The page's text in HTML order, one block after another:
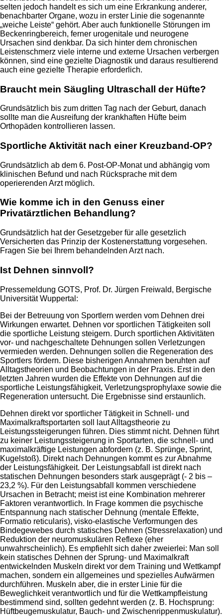
selten jedoch handelt es sich um eine Erkrankung anderer,
benachbarter Organe, wozu in erster Linie die sogenannte
„weiche Leiste“ gehört. Aber auch funktionelle Störungen im
Beckenringbereich, ferner urogenitale und neurogene
Ursachen sind denkbar. Da sich hinter dem chronischen
Leistenschmerz viele interne und externe Ursachen verbergen
können, sind eine gezielte Diagnostik und daraus resultierend
auch eine gezielte Therapie erforderlich.
Braucht mein Säugling Ultraschall der Hüfte?
Grundsätzlich bis zum dritten Tag nach der Geburt, danach
sollte man die Ausreifung der krankhaften Hüfte beim
Orthopäden kontrollieren lassen.
Sportliche Aktivität nach einer Kreuzband-OP?
Grundsätzlich ab dem 6. Post-OP-Monat und abhängig vom
klinischen Befund und nach Rücksprache mit dem
operierenden Arzt möglich.
Wie komme ich in den Genuss einer
Privatärztlichen Behandlung?
Grundsätzlich hat der Gesetzgeber für alle gesetzlich
Versicherten das Prinzip der Kostenerstattung vorgesehen.
Fragen Sie bei Ihrem behandelnden Arzt nach.
Ist Dehnen sinnvoll?
Pressemeldung GOTS, Prof. Dr. Jürgen Freiwald, Bergische
Universität Wuppertal:
Bei der Betreuung von Sportlern werden vom Dehnen drei
Wirkungen erwartet. Dehnen vor sportlichen Tätigkeiten soll
die sportliche Leistung steigern. Durch sportlichen Aktivitäten
vor- und nachgeschaltete Dehnungen sollen Verletzungen
vermieden werden. Dehnungen sollen die Regeneration des
Sportlers fördern. Diese bisherigen Annahmen beruhten auf
Alltagstheorien und Beobachtungen in der Praxis. Erst in den
letzten Jahren wurden die Effekte von Dehnungen auf die
sportliche Leistungsfähigkeit, Verletzungsprophylaxe sowie die
Regeneration untersucht. Die Ergebnisse sind erstaunlich.
Dehnen direkt vor sportlicher Tätigkeit in Schnell- und
Maximalkraftsportarten soll laut Alltagstheorie zu
Leistungssteigerungen führen. Dies stimmt nicht. Dehnen führt
zu keiner Leistungssteigerung in Sportarten, die schnell- und
maximalkräftige Leistungen abfordern (z. B. Sprünge, Sprint,
Kugelstoß). Direkt nach Dehnungen kommt es zur Abnahme
der Leistungsfähigkeit. Der Leistungsabfall ist direkt nach
statischen Dehnungen besonders stark ausgeprägt (- 2 bis –
23,2 %). Für den Leistungsabfall kommen verschiedene
Ursachen in Betracht; meist ist eine Kombination mehrerer
Faktoren verantwortlich. In Frage kommen die psychische
Entspannung nach statischer Dehnung (mentale Effekte,
Formatio reticularis), visko-elastische Verformungen des
Bindegewebes durch statisches Dehnen (Stressrelaxation) und
Reduktion der neuromuskulären Reflexe (eher
unwahrscheinlich). Es empfiehlt sich daher zweierlei: Man soll
kein statisches Dehnen der Sprung- und Maximalkraft
entwickelnden Muskeln direkt vor dem Training und Wettkampf
machen, sondern ein allgemeines und spezielles Aufwärmen
durchführen. Muskeln aber, die in erster Linie für die
Beweglichkeit verantwortlich und für die Wettkampfleistung
bestimmend sind, sollten gedehnt werden (z. B. Hochsprung:
Hüftbeugemuskulatur, Bauch- und Zwischenrippenmuskulatur).